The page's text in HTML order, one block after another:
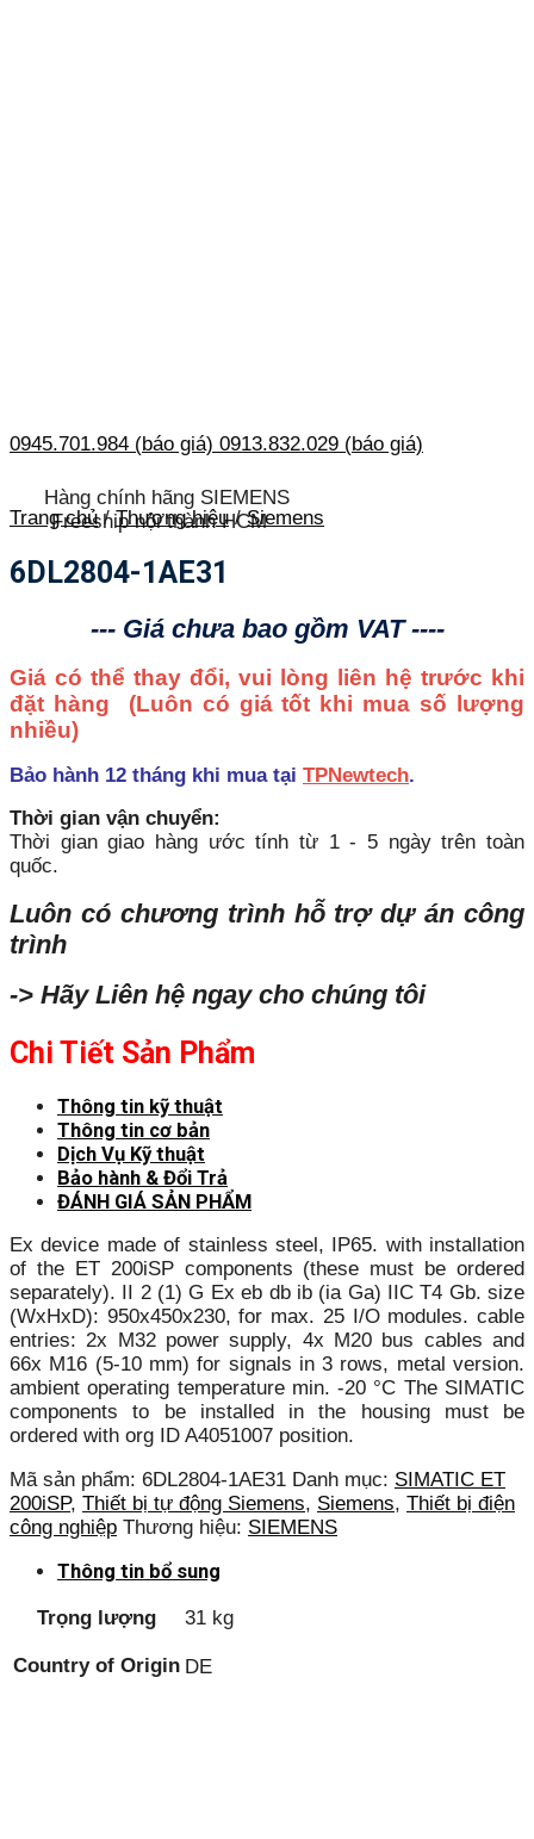
0945.701.984 (báo giá) 0913.832.029 (báo giá)
Hàng chính hãng SIEMENS
Freeship nội thành HCM
Trang chủ / Thương hiệu / Siemens
6DL2804-1AE31
--- Giá chưa bao gồm VAT ----
Giá có thể thay đổi, vui lòng liên hệ trước khi
đặt hàng (Luôn có giá tốt khi mua số lượng
nhiều)
Bảo hành 12 tháng khi mua tại TPNewtech.
Thời gian vận chuyển:
Thời gian giao hàng ước tính từ 1 - 5 ngày trên toàn
quốc.
Luôn có chương trình hỗ trợ dự án công
trình
-> Hãy Liên hệ ngay cho chúng tôi
Chi Tiết Sản Phẩm
Thông tin kỹ thuật
Thông tin cơ bản
Dịch Vụ Kỹ thuật
Bảo hành & Đổi Trả
ĐÁNH GIÁ SẢN PHẨM
Ex device made of stainless steel, IP65. with installation
of the ET 200iSP components (these must be ordered
separately). II 2 (1) G Ex eb db ib (ia Ga) IIC T4 Gb. size
(WxHxD): 950x450x230, for max. 25 I/O modules. cable
entries: 2x M32 power supply, 4x M20 bus cables and
66x M16 (5-10 mm) for signals in 3 rows, metal version.
ambient operating temperature min. -20 °C The SIMATIC
components to be installed in the housing must be
ordered with org ID A4051007 position.
Mã sản phẩm: 6DL2804-1AE31 Danh mục: SIMATIC ET
200iSP, Thiết bị tự động Siemens, Siemens, Thiết bị điện
công nghiệp Thương hiệu: SIEMENS
Thông tin bổ sung
Trọng lượng 31 kg
Country of Origin DE